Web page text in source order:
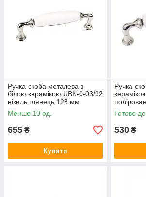
Ручка-скоба металева з
білою керамікою UBK-0-03/32
нікель глянець 128 мм
Менше 10 од.
655 ₴
Купити
Ручка-
Готово
530 ₴